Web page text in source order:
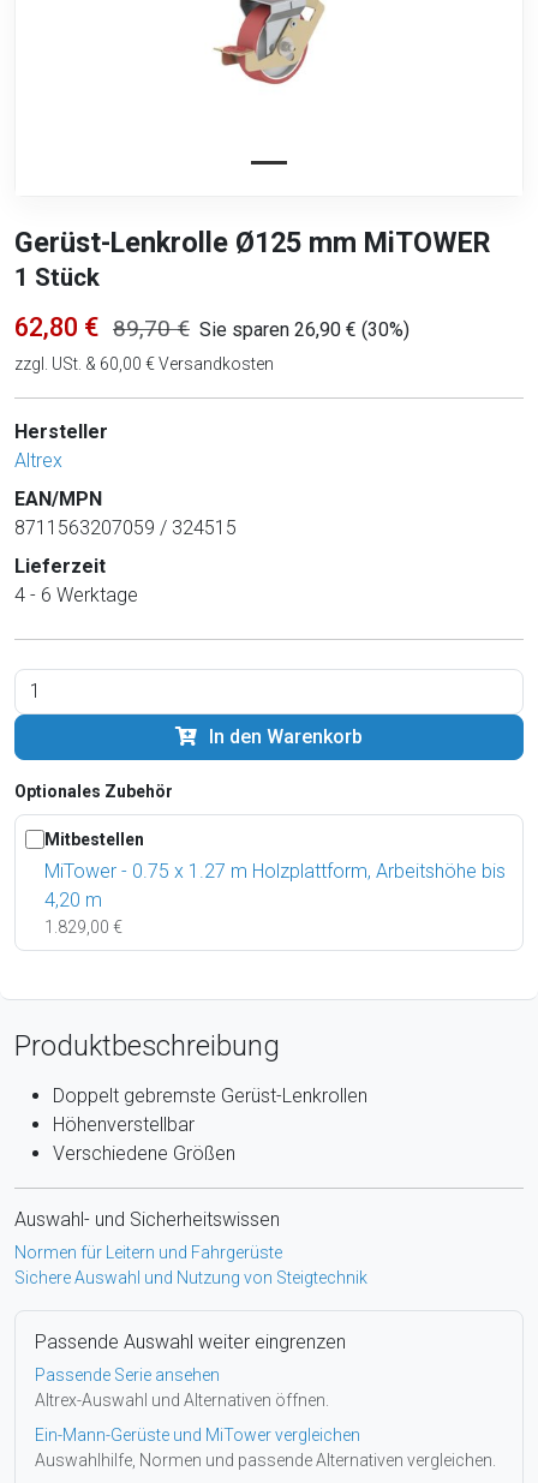
Gerüst-Lenkrolle Ø125 mm MiTOWER
1 Stück
62,80 € 89,70 € Sie sparen 26,90 € (30%)
zzgl. USt. & 60,00 € Versandkosten
Hersteller
Altrex
EAN/MPN
8711563207059 / 324515
Lieferzeit
4 - 6 Werktage
In den Warenkorb
Optionales Zubehör
Mitbestellen
MiTower - 0.75 x 1.27 m Holzplattform, Arbeitshöhe bis
4,20 m
1.829,00 €
Produktbeschreibung
Doppelt gebremste Gerüst-Lenkrollen
Höhenverstellbar
Verschiedene Größen
Auswahl- und Sicherheitswissen
Normen für Leitern und Fahrgerüste
Sichere Auswahl und Nutzung von Steigtechnik
Passende Auswahl weiter eingrenzen
Passende Serie ansehen
Altrex-Auswahl und Alternativen öffnen.
Ein-Mann-Gerüste und MiTower vergleichen
Auswahlhilfe, Normen und passende Alternativen vergleichen.